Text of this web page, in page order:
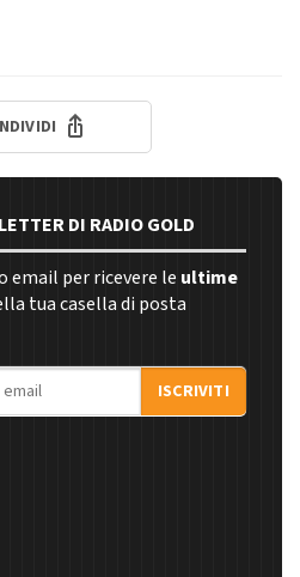
DI RADIO GOLD
email per ricevere le ultime
tua casella di posta
ISCRIVITI